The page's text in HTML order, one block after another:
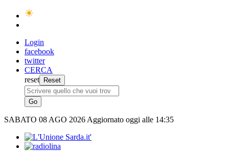
Login
facebook
twitter
CERCA
reset
SABATO 08 AGO 2026 Aggiornato oggi alle 14:35